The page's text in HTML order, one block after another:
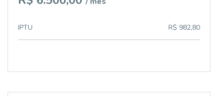
IPTU R$ 982,80